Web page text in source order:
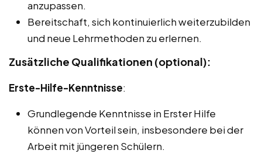
anzupassen.
Bereitschaft, sich kontinuierlich weiterzubilden
und neue Lehrmethoden zu erlernen.
Zusätzliche Qualifikationen (optional):
Erste-Hilfe-Kenntnisse:
Grundlegende Kenntnisse in Erster Hilfe
können von Vorteil sein, insbesondere bei der
Arbeit mit jüngeren Schülern.